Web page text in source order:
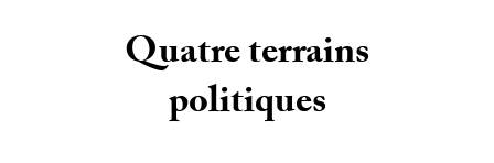
Quatre terrains
politiques